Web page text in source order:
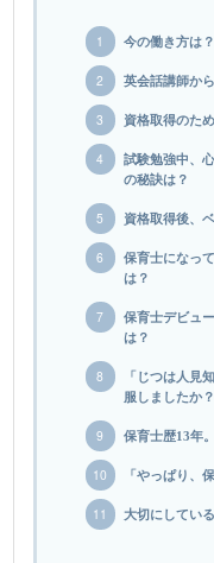
今の働き方は？
英会話講師か
資格取得のた
試験勉強中、
の秘訣は？
資格取得後、
保育士になっ
は？
保育士デビュ
は？
「じつは人見
服しましたか？
保育士歴13年
「やっぱり、
大切にしてい